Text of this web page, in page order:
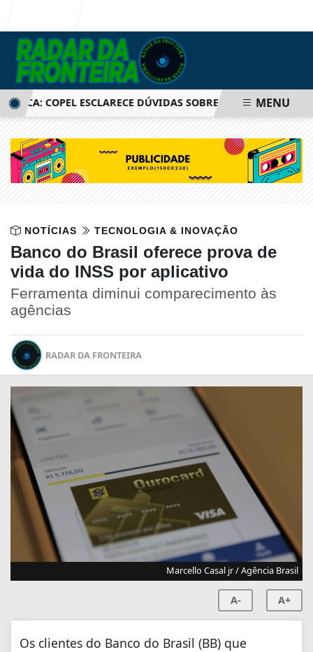
COPEL ESCLARECE DÚVIDAS SOBRE AUMENTO DEMENU
NOTÍCIAS TECNOLOGIA & INOVAÇÃO
Banco do Brasil oferece prova de
vida do INSS por aplicativo
Ferramenta diminui comparecimento às
agências
RADAR DA FRONTEIRA
Marcello Casal jr / Agência Brasil
A- A+
Os clientes do Banco do Brasil (BB) que